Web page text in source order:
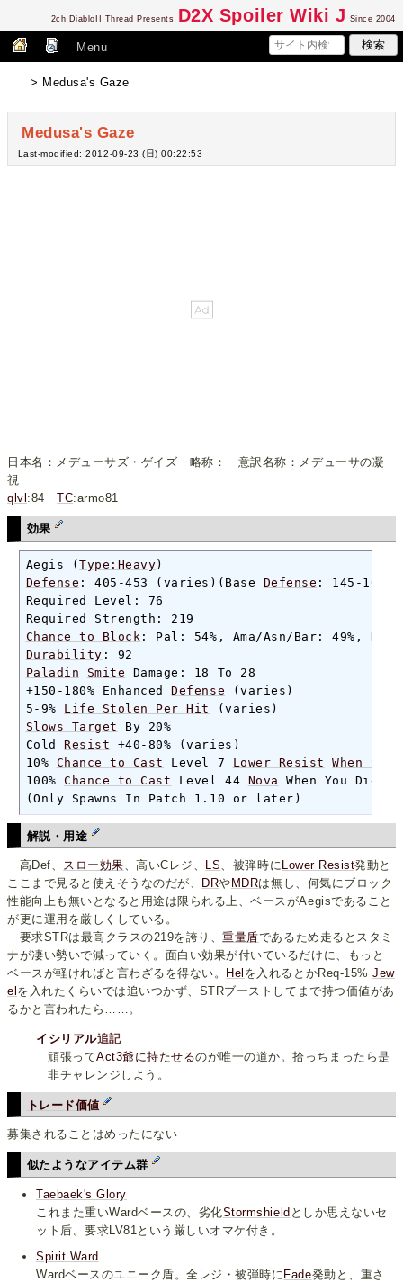
2ch DiabloII Thread Presents D2X Spoiler Wiki J Since 2004
Menu
> Medusa's Gaze
Medusa's Gaze
Last-modified: 2012-09-23 (日) 00:22:53
日本名：メデューサズ・ゲイズ 略称： 意訳名称：メデューサの凝
視
qlvl :84TC:armo81
効果
Aegis (Type:Heavy
Defense : 405-453 (varies)(Base Defense : 145-161)
Required Level: 76
Chance to Block
Durability
Paladin
Smite Damage: 18 To 28
+150-180% Enhanced Defense (varies)
5-9% Life Stolen Per Hit
Slows Target
By 20%
Cold Resist +40-80% (varies)
10% Chance to Cast Level 7 Lower Resist
When
100% Chance to Cast Level 44 Nova
When You Die
(Only Spawns In Patch 1.10 or later)
解説・用途
高Def、 スロー効果、高いCレジ、 LS、被弾時に Lower Resist発動と
ここまで見ると使えそうなのだが、
DRや MDRは無し、何気にブロック
性能向上も無いとなると用途は限られる上、ベースがAegisであること
が更に運用を厳しくしている。
要求STRは最高クラスの219を誇り、重量盾であるため走るとスタミ
ナが凄い勢いで減っていく。面白い効果が付いているだけに、もっと
ベースが軽ければと言わざるを得ない。
Hel を入れるとかReq-15%Jew
el を入れたくらいでは追いつかず、STRブーストしてまで持つ価値があ
るかと言われたら……。
イシリアル追記
頑張ってAct3爺に持たせるのが唯一の道か。拾っちまったら是
非チャレンジしよう。
トレード価値
募集されることはめったにない
似たようなアイテム群
Taebaek's Glory
これまた重いWardベースの、劣化Stormshield としか思えないセ
ット盾。要求LV81という厳しいオマケ付き。
Spirit Ward
Wardベースのユニーク盾。全レジ・被弾時に Fade発動と、重さ